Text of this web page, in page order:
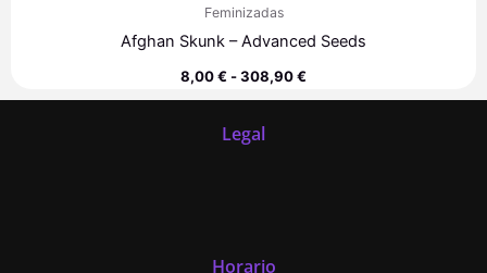
Feminizadas
Afghan Skunk – Advanced Seeds
8,00€-308,90€
Legal
Horario